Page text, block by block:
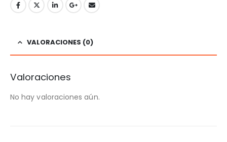
VALORACIONES (0)
Valoraciones
No hay valoraciones aún.